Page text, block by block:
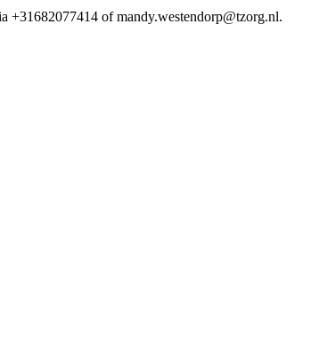
+31682077414 of mandy.westendorp@tzorg.nl.